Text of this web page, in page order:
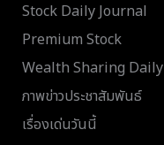
Stock Daily Journal
Premium Stock
Wealth Sharing Daily
ภาพข่าวประชาสัมพันธ์
เรื่องเด่นวันนี้